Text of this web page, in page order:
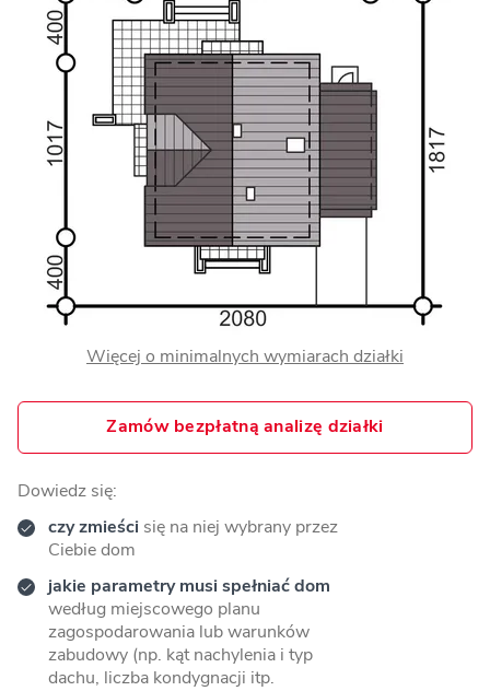
Więcej o minimalnych wymiarach działki
Zamów bezpłatną analizę działki
Dowiedz się:
czy zmieści się na niej wybrany przez
Ciebie dom
jakie parametry musi spełniać dom
według miejscowego planu
zagospodarowania lub warunków
zabudowy (np. kąt nachylenia i typ
dachu, liczba kondygnacji itp.